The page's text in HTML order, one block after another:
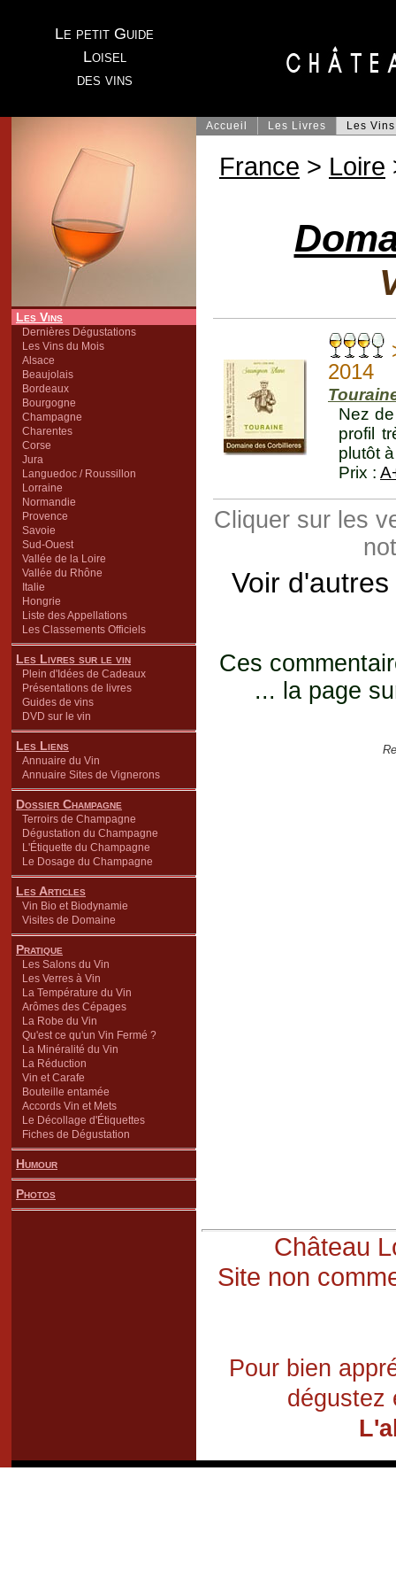
Le petit Guide
Loisel
des vins
Les Vins
Dernières Dégustations
Les Vins du Mois
Alsace
Beaujolais
Bordeaux
Bourgogne
Champagne
Charentes
Corse
Jura
Languedoc / Roussillon
Lorraine
Normandie
Provence
Savoie
Sud-Ouest
Vallée de la Loire
Vallée du Rhône
Italie
Hongrie
Liste des Appellations
Les Classements Officiels
Les Livres sur le vin
Plein d'Idées de Cadeaux
Présentations de livres
Guides de vins
DVD sur le vin
Les Liens
Annuaire du Vin
Annuaire Sites de Vignerons
Dossier Champagne
Terroirs de Champagne
Dégustation du Champagne
L'Étiquette du Champagne
Le Dosage du Champagne
Les Articles
Vin Bio et Biodynamie
Visites de Domaine
Pratique
Les Salons du Vin
Les Verres à Vin
La Température du Vin
Arômes des Cépages
La Robe du Vin
Qu'est ce qu'un Vin Fermé ?
La Minéralité du Vin
La Réduction
Vin et Carafe
Bouteille entamée
Accords Vin et Mets
Le Décollage d'Étiquettes
Fiches de Dégustation
Humour
Photos
Accueil Les Livres Les Vins
France > Loire
2014
Nez
profil
plutôt
Prix :
Cliquer sur les
Voir
Ces
... la page
Château
Site non
Pour bien
dégustez